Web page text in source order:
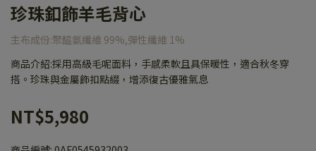
珍珠釦飾羊毛背心
主布成份:聚醯氨纖維 99%,彈性纖維 1%
商品介紹:採用高級毛呢面料，手感柔軟且具保暖性，適合秋冬穿
搭。珍珠與金屬飾扣點綴，增添復古優雅氣息
NT$5,980